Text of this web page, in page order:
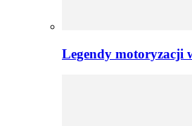
Legendy motoryzacji